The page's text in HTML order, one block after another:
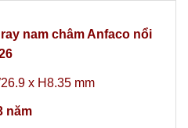
nam châm Anfaco nổi
x H8.35 mm
năm